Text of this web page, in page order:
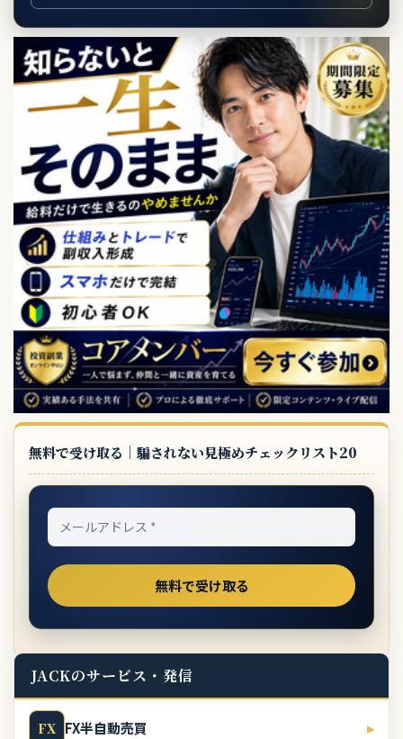
無料で受け取る｜騙されない見極めチェックリスト20
JACKのサービス・発信
FX FX半自動売買 ▸